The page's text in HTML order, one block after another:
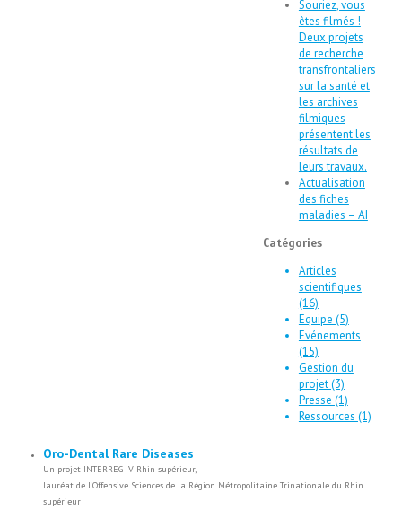
Souriez, vous
êtes filmés !
Deux projets
de recherche
transfrontaliers
sur la santé et
les archives
filmiques
présentent les
résultats de
leurs travaux.
Actualisation
des fiches
maladies – AI
Catégories
Articles
scientifiques
(16)
Equipe (5)
Evénements
(15)
Gestion du
projet (3)
Presse (1)
Ressources (1)
Oro-Dental Rare Diseases
Un projet INTERREG IV Rhin supérieur,
lauréat de l’Offensive Sciences de la Région Métropolitaine Trinationale du Rhin
supérieur